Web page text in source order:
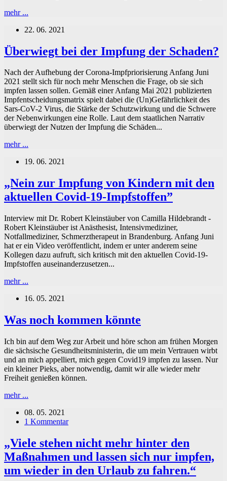
mehr ...
ähnlich
wie
Sars-
2
22. 06. 2021
Überwiegt bei der Impfung der Schaden?
Nach der Aufhebung der Corona-Impfpriorisierung Anfang Juni
2021 stellt sich für noch mehr Menschen die Frage, ob sie sich
impfen lassen sollen. Gemäß einer Anfang Mai 2021 publizierten
Impfentscheidungsmatrix spielt dabei die (Un)Gefährlichkeit des
Sars-CoV-2 Virus, die Stärke der Schutzwirkung und die Schwere
der Nebenwirkungen eine Rolle. Laut dem staatlichen Narrativ
überwiegt der Nutzen der Impfung die Schäden...
mehr ...
der
der
Schaden?
19. 06. 2021
„Nein zur Impfung von Kindern mit den
aktuellen Covid-19-Impfstoffen”
Interview mit Dr. Robert Kleinstäuber von Camilla Hildebrandt -
Robert Kleinstäuber ist Anästhesist, Intensivmediziner,
Notfallmediziner, Schmerztherapeut in Brandenburg. Anfang Juni
hat er ein Video veröffentlicht, indem er unter anderem seine
Kollegen dazu aufruft, sich kritisch mit den aktuellen Covid-19-
Impfstoffen auseinanderzusetzen...
mehr ...
Impfung
Kindern
mit
aktuellen
Covid-
19-
Impfstoffen”
16. 05. 2021
Was noch kommen könnte
Ich bin auf dem Weg zur Arbeit und höre schon am frühen Morgen
die sächsische Gesundheitsministerin, die um mein Vertrauen wirbt
und an mich appelliert, mich gegen Covid19 impfen zu lassen. Nur
ein kleiner Pieks, aber notwendig, damit wir alle wieder mehr
Freiheit genießen können.
mehr ...
kommen
könnte
08. 05. 2021
1 Kommentar
„Viele stehen nicht mehr hinter den
Maßnahmen und lassen sich nur impfen,
um wieder in den Urlaub zu fahren.“